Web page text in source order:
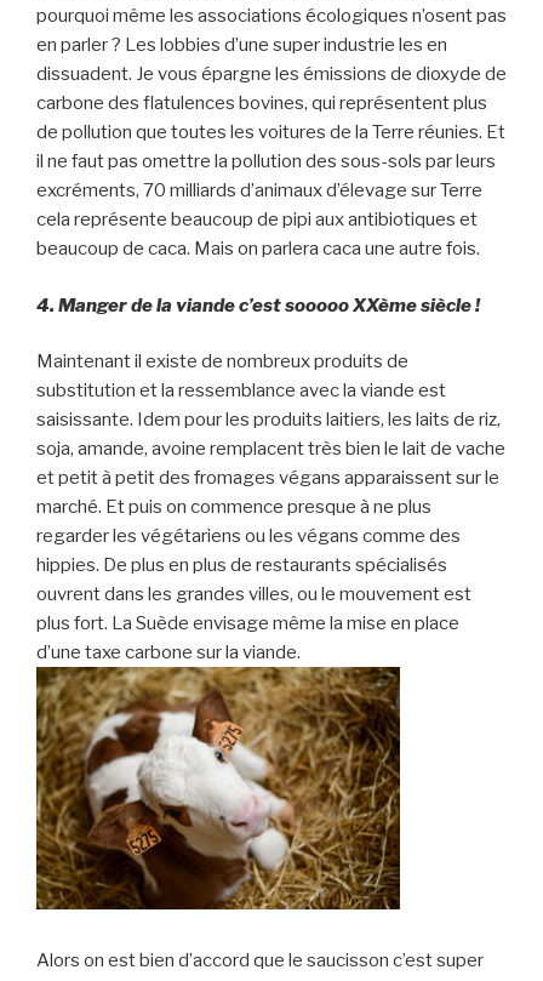
pourquoi même les associations écologiques n’osent pas
en parler ? Les lobbies d’une super industrie les en
dissuadent. Je vous épargne les émissions de dioxyde de
carbone des flatulences bovines, qui représentent plus
de pollution que toutes les voitures de la Terre réunies. Et
il ne faut pas omettre la pollution des sous-sols par leurs
excréments, 70 milliards d’animaux d’élevage sur Terre
cela représente beaucoup de pipi aux antibiotiques et
beaucoup de caca. Mais on parlera caca une autre fois.
4. Manger de la viande c’est sooooo XXème siècle !
Maintenant il existe de nombreux produits de
substitution et la ressemblance avec la viande est
saisissante. Idem pour les produits laitiers, les laits de riz,
soja, amande, avoine remplacent très bien le lait de vache
et petit à petit des fromages végans apparaissent sur le
marché. Et puis on commence presque à ne plus
regarder les végétariens ou les végans comme des
hippies. De plus en plus de restaurants spécialisés
ouvrent dans les grandes villes, ou le mouvement est
plus fort. La Suède envisage même la mise en place
d’une taxe carbone sur la viande.
Alors on est bien d’accord que le saucisson c’est super